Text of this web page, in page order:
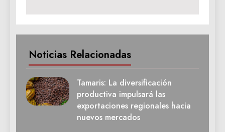
Noticias Relacionadas
Tamaris: La diversificación
productiva impulsará las
exportaciones regionales hacia
nuevos mercados